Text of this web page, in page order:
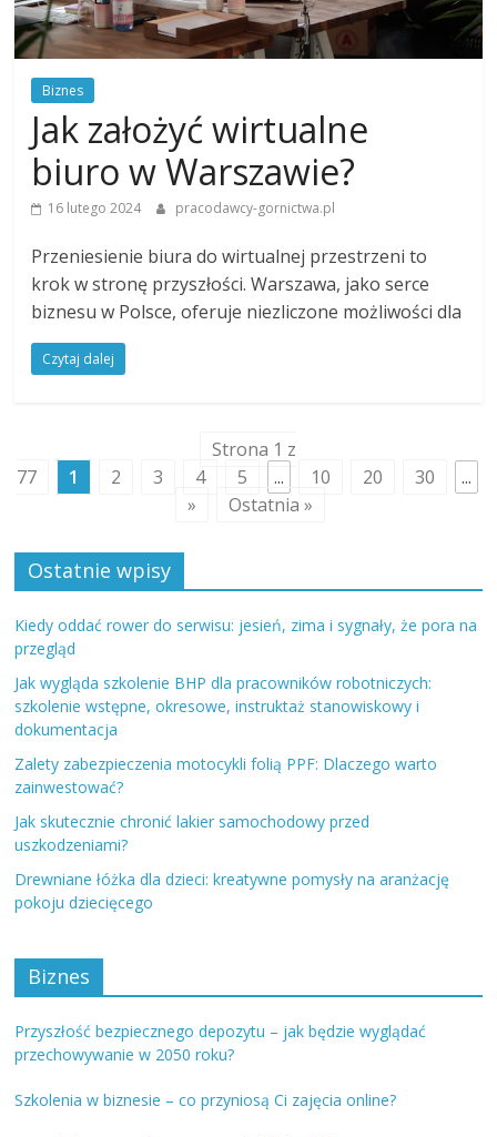
Biznes
Jak założyć wirtualne
biuro w Warszawie?
16 lutego 2024 pracodawcy-gornictwa.pl
Przeniesienie biura do wirtualnej przestrzeni to
krok w stronę przyszłości. Warszawa, jako serce
biznesu w Polsce, oferuje niezliczone możliwości dla
Czytaj dalej
Strona 1 z
77
1 2 3 4 5 ... 10 20 30
...
»
Ostatnia »
Ostatnie wpisy
Kiedy oddać rower do serwisu: jesień, zima i sygnały, że pora na
przegląd
Jak wygląda szkolenie BHP dla pracowników robotniczych:
szkolenie wstępne, okresowe, instruktaż stanowiskowy i
dokumentacja
Zalety zabezpieczenia motocykli folią PPF: Dlaczego warto
zainwestować?
Jak skutecznie chronić lakier samochodowy przed
uszkodzeniami?
Drewniane łóżka dla dzieci: kreatywne pomysły na aranżację
pokoju dziecięcego
Biznes
Przyszłość bezpiecznego depozytu – jak będzie wyglądać
przechowywanie w 2050 roku?
Szkolenia w biznesie – co przyniosą Ci zajęcia online?